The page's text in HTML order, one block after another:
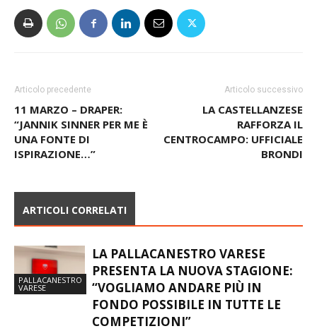
Articolo precedente
11 MARZO – DRAPER:
“JANNIK SINNER PER ME È
UNA FONTE DI
ISPIRAZIONE…”
Articolo successivo
LA CASTELLANZESE
RAFFORZA IL
CENTROCAMPO: UFFICIALE
BRONDI
ARTICOLI CORRELATI
PALLACANESTRO
VARESE
LA PALLACANESTRO VARESE
PRESENTA LA NUOVA STAGIONE:
“VOGLIAMO ANDARE PIÙ IN
FONDO POSSIBILE IN TUTTE LE
COMPETIZIONI”